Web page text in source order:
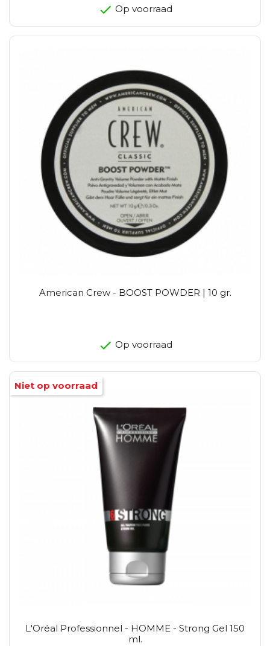
Op voorraad
American Crew - BOOST POWDER | 10 gr.
Op voorraad
L'Oréal Professionnel - HOMME - Strong Gel 150
ml.
Niet op voorraad